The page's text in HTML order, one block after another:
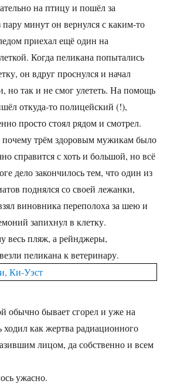
на птицу и пошёл за
минут он вернулся с каким-то
приехал ещё один на
Когда пеликана попытались
он вдруг проснулся и начал
но так и не смог улететь. На помощь
откуда-то полицейский (!),
просто стоял рядом и смотрел.
трём здоровым мужикам было
справится с хоть и большой, но всё
дело закончилось тем, что один из
поднялся со своей лежанки,
виновника переполоха за шею и
запихнул в клетку.
весь пляж, а рейнджеры,
пеликана к ветеринару.
обычно бывает сгорел и уже на
как жертва радиационного
лицом, да собственно и всем
ужасно.